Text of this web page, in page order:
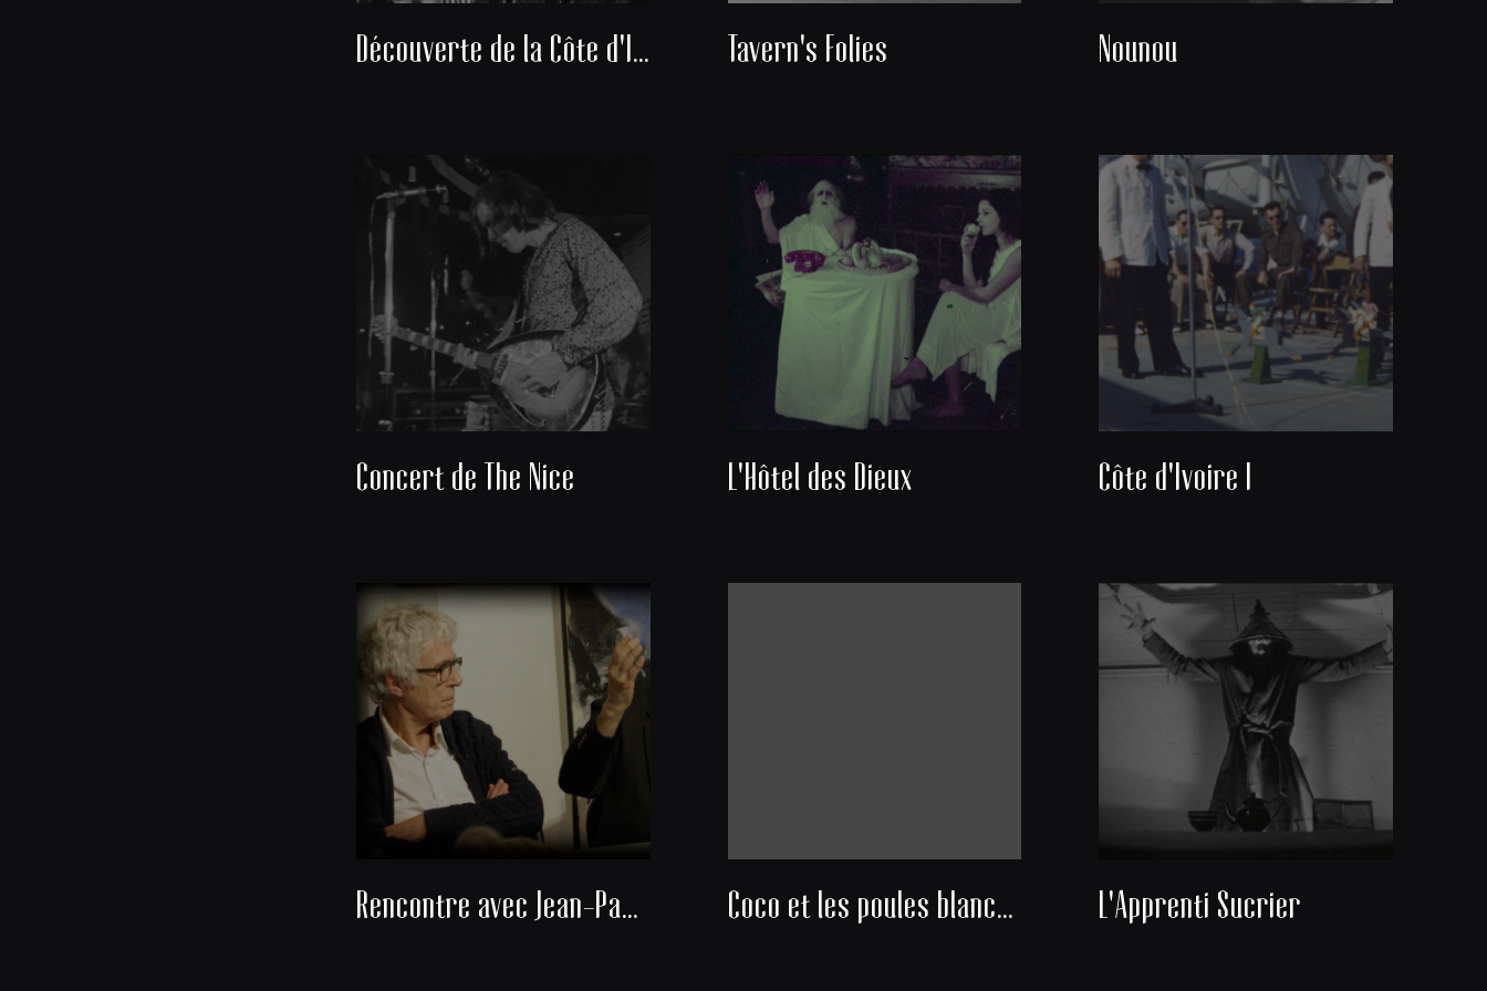
Découverte de la Côte d'Ivoire Tavern's Folies Nounou
Concert de The Nice L'Hôtel des Dieux Côte d'Ivoire I
Rencontre avec Jean-Paul Michel Coco et les poules blanches L'Apprenti Sucrier